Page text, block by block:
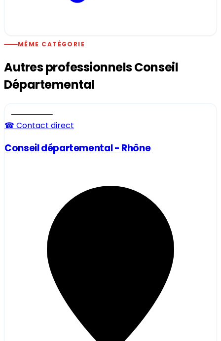
MÊME CATÉGORIE
Autres professionnels Conseil
Départemental
☎ Contact direct
Conseil départemental - Rhône